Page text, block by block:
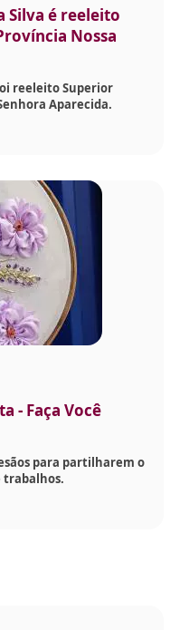
Silva é reeleito
Nossa
reeleito Superior
Aparecida.
- Faça Você
para partilharem o
trabalhos.